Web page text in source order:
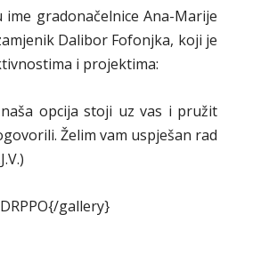
gradonačelnice Ana-Marije
Dalibor Fofonjka, koji je
i projektima:
opcija stoji uz vas i pružit
Želim vam uspješan rad
gallery}